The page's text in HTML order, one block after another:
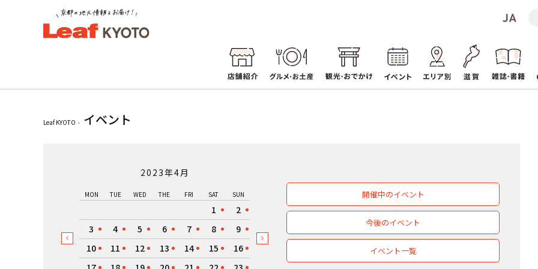
Leaf KYOTO イベント
2023年4月
MON TUE WED THE FRI SAT SUN
1
2
3
4 5 6 7 8
9
10
11 12 13 14 15
16
開催中のイベント
今後のイベント
イベント一覧